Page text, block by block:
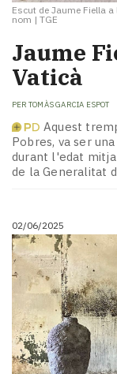
Escut de Jaume Fiella
nom | TGE
Jaume
Vaticà
PER TOMÀS GARCIA ESPOT
Aquest
Pobres, va ser
durant l'edat
de la Generalitat
02/06/2025